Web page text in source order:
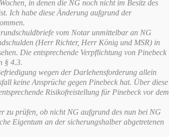
in denen die NG noch nicht im Besitz des
habe diese Änderung aufgrund der
vom Notar unmittelbar an NG
(Herr Richter, Herr König und MSR) in
entsprechende Verpflichtung von Pinebeck
§ 4.3.
wegen der Darlehensforderung allein
keine Ansprüche gegen Pinebeck hat. Über diese
Risikofreistellung für Pinebeck vor dem
prüfen, ob nicht NG aufgrund des nun bei NG
Eigentum an der sicherungshalber abgetretenen